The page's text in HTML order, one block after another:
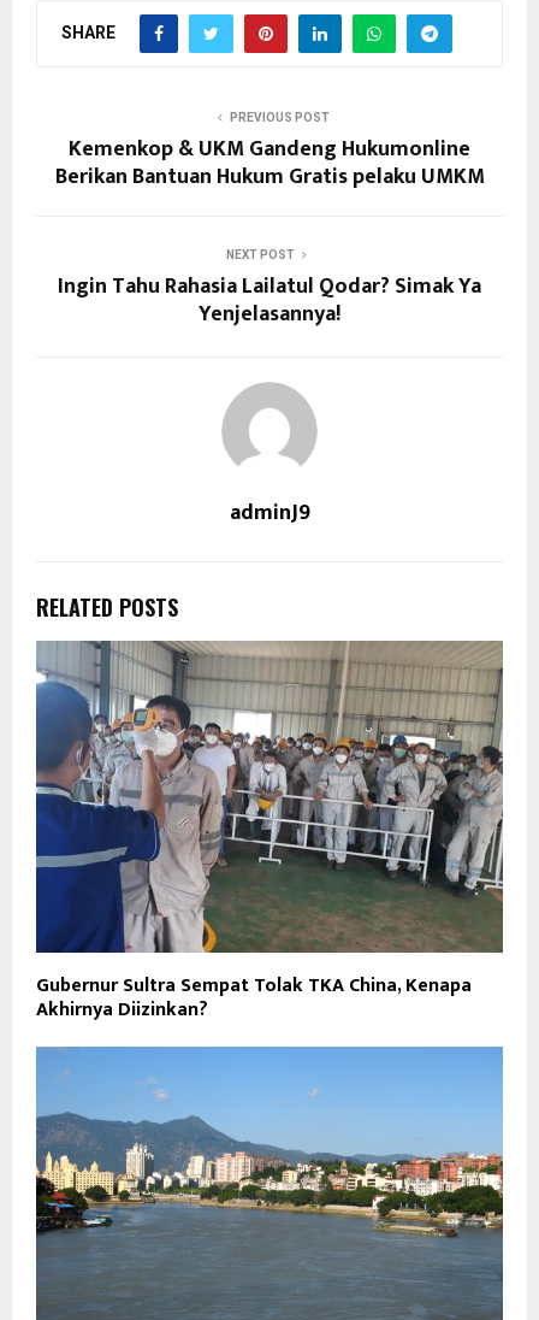
SHARE
PREVIOUS POST
Kemenkop & UKM Gandeng Hukumonline
Berikan Bantuan Hukum Gratis pelaku UMKM
NEXT POST
Ingin Tahu Rahasia Lailatul Qodar? Simak Ya
Yenjelasannya!
adminJ9
RELATED POSTS
Gubernur Sultra Sempat Tolak TKA China, Kenapa
Akhirnya Diizinkan?